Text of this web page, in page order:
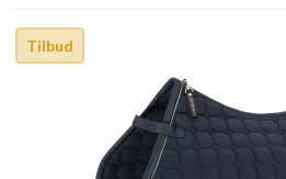
Tilbud